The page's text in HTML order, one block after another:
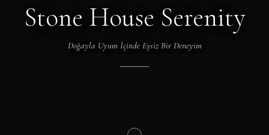
Stone House Serenity
Doğayla Uyum İçinde Eşsiz Bir Deneyim